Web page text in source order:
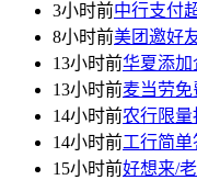
3小时前中行支付
8小时前美团邀好
13小时前华夏添加
13小时前麦当劳免
14小时前农行限量
14小时前工行简单
15小时前好想来/